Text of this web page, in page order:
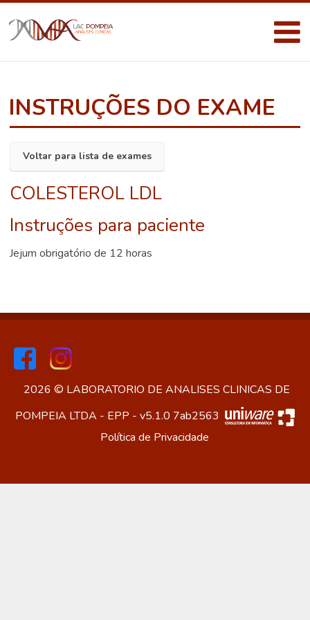
INSTRUÇÕES DO EXAME
Voltar para lista de exames
COLESTEROL LDL
Instruções para paciente
Jejum obrigatório de 12 horas
2026 © LABORATORIO DE ANALISES CLINICAS DE
POMPEIA LTDA - EPP - v5.1.0 7ab2563
Política de Privacidade